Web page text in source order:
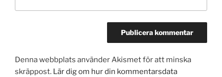
Denna webbplats använder Akismet för att minska
skräppost. Lär dig om hur din kommentarsdata